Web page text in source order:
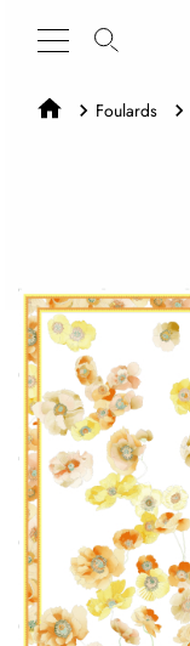
Foulards